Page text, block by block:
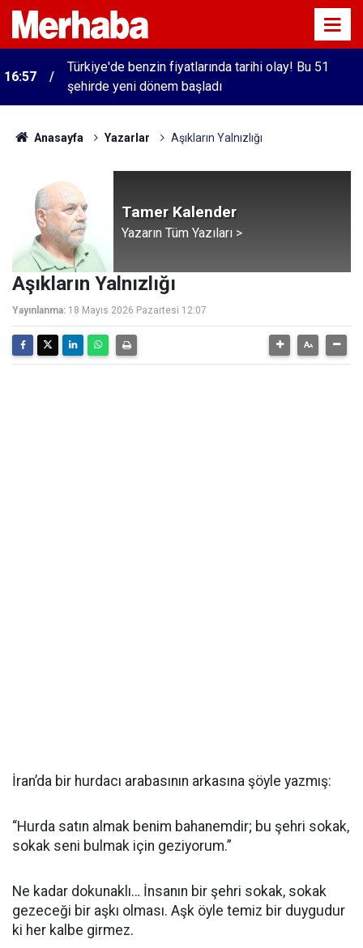
16:57
Türkiye'de benzin fiyatlarında tarihi olay! Bu 51
şehirde yeni dönem başladı
Anasayfa Yazarlar Aşıkların Yalnızlığı
Tamer Kalender
Yazarın Tüm Yazıları >
Aşıkların Yalnızlığı
Yayınlanma: 18 Mayıs 2026 Pazartesi 12:07
İran’da bir hurdacı arabasının arkasına şöyle yazmış:
“Hurda satın almak benim bahanemdir; bu şehri sokak,
sokak seni bulmak için geziyorum.”
Ne kadar dokunaklı… İnsanın bir şehri sokak, sokak
gezeceği bir aşkı olması. Aşk öyle temiz bir duygudur
ki her kalbe girmez.